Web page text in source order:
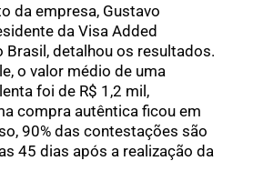
da empresa, Gustavo
da Visa Added
Brasil, detalhou os resultados.
o valor médio de uma
foi de R$ 1,2 mil,
compra autêntica ficou em
90% das contestações são
45 dias após a realização da